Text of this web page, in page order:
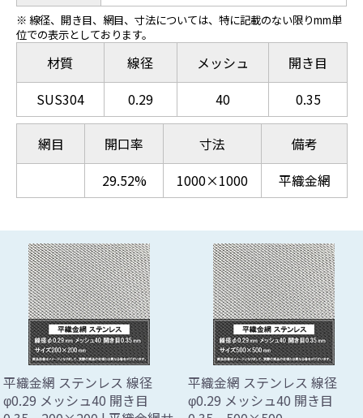
※ 線径、開き目、網目、寸法については、特に記載のない限りmm単
位での表示としております。
材質
SUS304
線径
0.29
メッシュ
40
開き目
0.35
網目
開口率
29.52%
寸法
1000×1000
備考
平織金網
平織金網 ステンレス 線径
φ0.29 メッシュ40 開き目
平織金網 ステンレス 線径
φ0.29 メッシュ40 開き目